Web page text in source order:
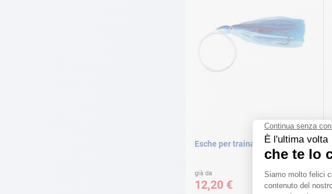
Esche per traina leggera
già da
12,20 €